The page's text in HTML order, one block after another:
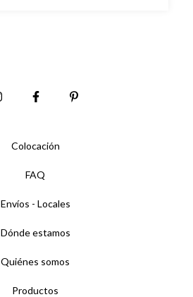
Colocación
FAQ
Envíos - Locales
Dónde estamos
Quiénes somos
Productos